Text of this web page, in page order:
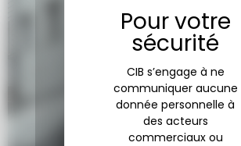
CIB s’engage à ne
communiquer aucune
donnée personnelle à
des acteurs
commerciaux ou